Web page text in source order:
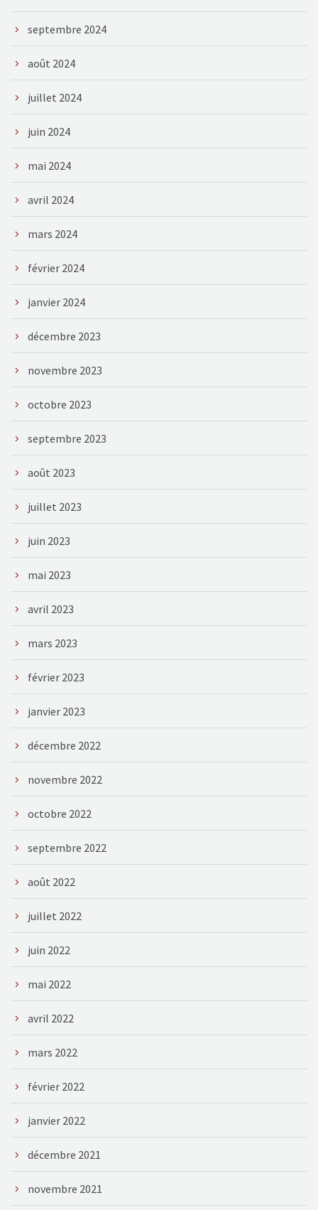
septembre 2024
août 2024
juillet 2024
juin 2024
mai 2024
avril 2024
mars 2024
février 2024
janvier 2024
décembre 2023
novembre 2023
octobre 2023
septembre 2023
août 2023
juillet 2023
juin 2023
mai 2023
avril 2023
mars 2023
février 2023
janvier 2023
décembre 2022
novembre 2022
octobre 2022
septembre 2022
août 2022
juillet 2022
juin 2022
mai 2022
avril 2022
mars 2022
février 2022
janvier 2022
décembre 2021
novembre 2021